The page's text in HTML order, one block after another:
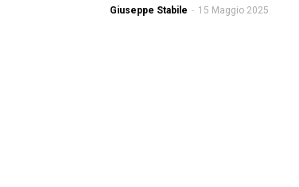
Giuseppe Stabile - 15 Maggio 2025